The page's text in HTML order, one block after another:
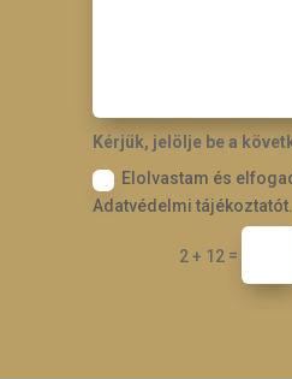
Kérjük, jelölje be a
Elolvastam és
Adatvédelmi tájékoztatót.
2 + 12 =